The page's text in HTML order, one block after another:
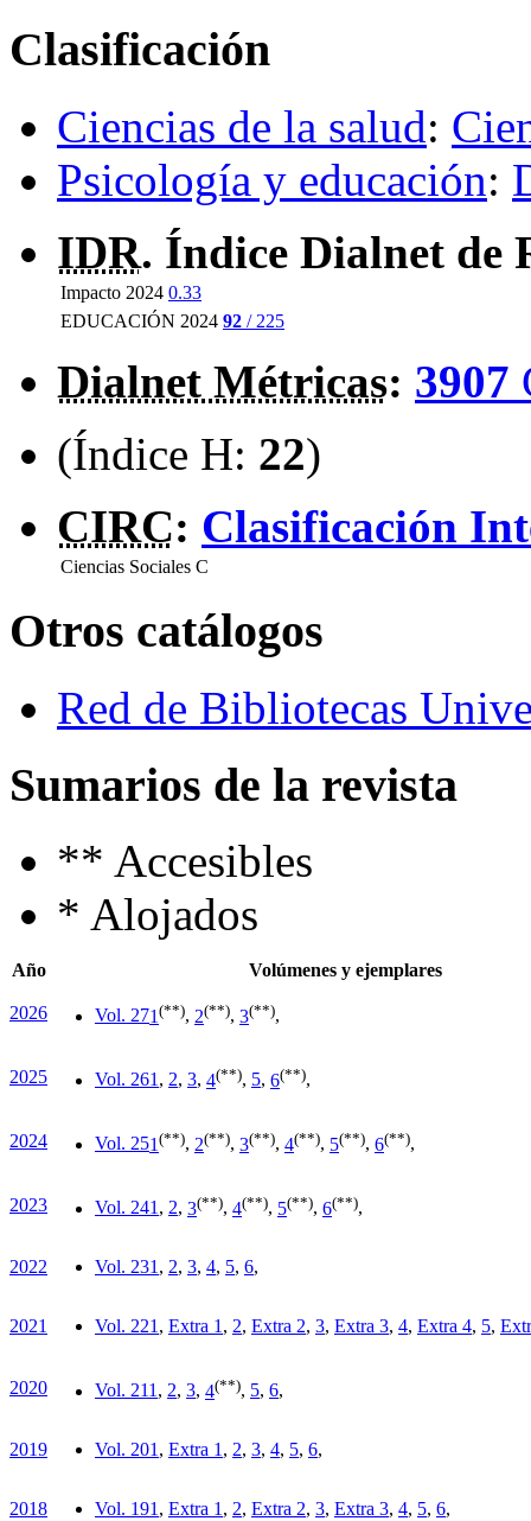
Clasificación
Ciencias de la salud:
Psicología y educación:
IDR. Índice Dialnet de
Impacto 2024 0.33
EDUCACIÓN 2024 92 / 225
Dialnet Métricas: 3907
(Índice H: 22)
CIRC: Clasificación
Ciencias Sociales C
Otros catálogos
Red de Bibliotecas
Sumarios de la revista
** Accesibles
* Alojados
Año Volúmenes y ejemplares
2026 Vol. 271 (**), 2(**), 3(**),
2025 Vol. 261, 2, 3, 4(**), 5, 6(**),
2024 Vol. 251 (**), 2(**), 3(**), 4(**), 5(**), 6(**),
2023 Vol. 241, 2, 3(**), 4(**), 5(**), 6(**),
2022 Vol. 231, 2, 3, 4, 5, 6,
2021 Vol. 221, Extra 1, 2, Extra 2, 3, Extra 3, 4, Extra 4, 5,
2020 Vol. 211, 2, 3, 4(**), 5, 6,
2019 Vol. 201, Extra 1, 2, 3, 4, 5, 6,
2018 Vol. 191, Extra 1, 2, Extra 2, 3, Extra 3, 4, 5, 6,